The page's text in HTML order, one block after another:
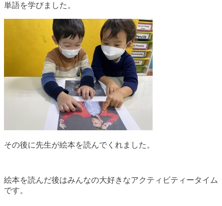
単語を学びました。
その後に先生が絵本を読んでくれました。
絵本を読んだ後はみんなの大好きなアクティビティータイム
です。